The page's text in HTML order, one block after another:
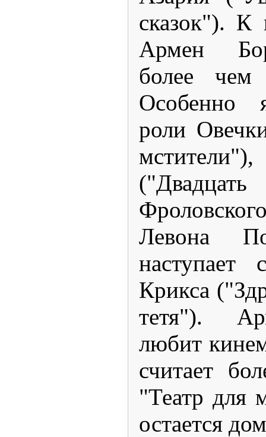
сказок"). К
Армен
более
Особенно
роли
Левона
наступает
Крикса
тетя").
любит
считает
"Театр для
остается